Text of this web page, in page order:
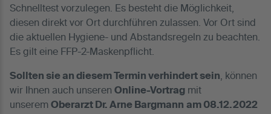
Schnelltest vorzulegen. Es besteht die Möglichkeit,
diesen direkt vor Ort durchführen zulassen. Vor Ort sind
die aktuellen Hygiene- und Abstandsregeln zu beachten.
Es gilt eine FFP-2-Maskenpflicht.
Sollten sie an diesem Termin verhindert sein, können
wir Ihnen auch unseren Online-Vortrag mit
unserem Oberarzt Dr. Arne Bargmann am 08.12.2022